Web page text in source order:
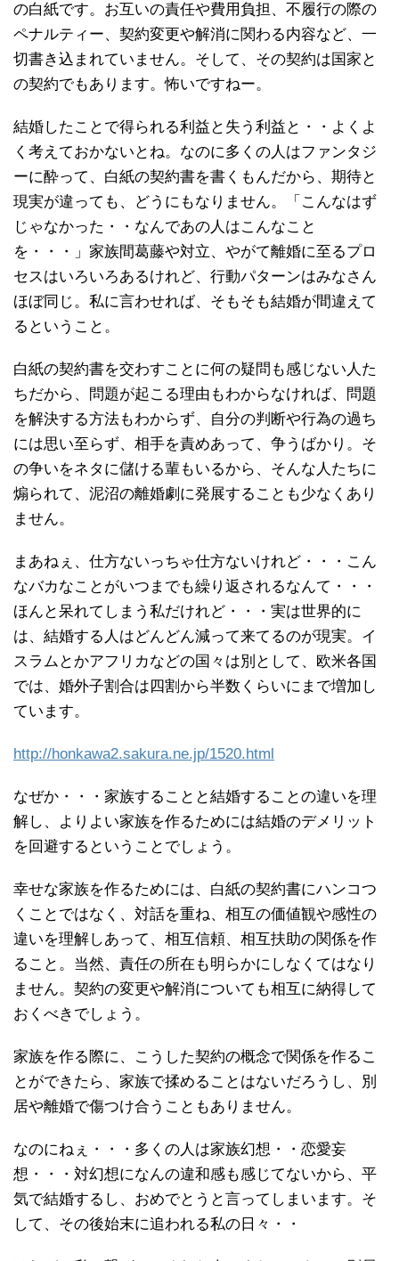
の白紙です。お互いの責任や費用負担、不履行の際の
ペナルティー、契約変更や解消に関わる内容など、一
切書き込まれていません。そして、その契約は国家と
の契約でもあります。怖いですねー。
結婚したことで得られる利益と失う利益と・・よくよ
く考えておかないとね。なのに多くの人はファンタジ
ーに酔って、白紙の契約書を書くもんだから、期待と
現実が違っても、どうにもなりません。「こんなはず
じゃなかった・・なんであの人はこんなこと
を・・・」家族間葛藤や対立、やがて離婚に至るプロ
セスはいろいろあるけれど、行動パターンはみなさん
ほぼ同じ。私に言わせれば、そもそも結婚が間違えて
るということ。
白紙の契約書を交わすことに何の疑問も感じない人た
ちだから、問題が起こる理由もわからなければ、問題
を解決する方法もわからず、自分の判断や行為の過ち
には思い至らず、相手を責めあって、争うばかり。そ
の争いをネタに儲ける輩もいるから、そんな人たちに
煽られて、泥沼の離婚劇に発展することも少なくあり
ません。
まあねぇ、仕方ないっちゃ仕方ないけれど・・・こん
なバカなことがいつまでも繰り返されるなんて・・・
ほんと呆れてしまう私だけれど・・・実は世界的に
は、結婚する人はどんどん減って来てるのが現実。イ
スラムとかアフリカなどの国々は別として、欧米各国
では、婚外子割合は四割から半数くらいにまで増加し
ています。
http://honkawa2.sakura.ne.jp/1520.html
なぜか・・・家族することと結婚することの違いを理
解し、よりよい家族を作るためには結婚のデメリット
を回避するということでしょう。
幸せな家族を作るためには、白紙の契約書にハンコつ
くことではなく、対話を重ね、相互の価値観や感性の
違いを理解しあって、相互信頼、相互扶助の関係を作
ること。当然、責任の所在も明らかにしなくてはなり
ません。契約の変更や解消についても相互に納得して
おくべきでしょう。
家族を作る際に、こうした契約の概念で関係を作るこ
とができたら、家族で揉めることはないだろうし、別
居や離婚で傷つけ合うこともありません。
なのにねぇ・・・多くの人は家族幻想・・恋愛妄
想・・・対幻想になんの違和感も感じてないから、平
気で結婚するし、おめでとうと言ってしまいます。そ
して、その後始末に追われる私の日々・・